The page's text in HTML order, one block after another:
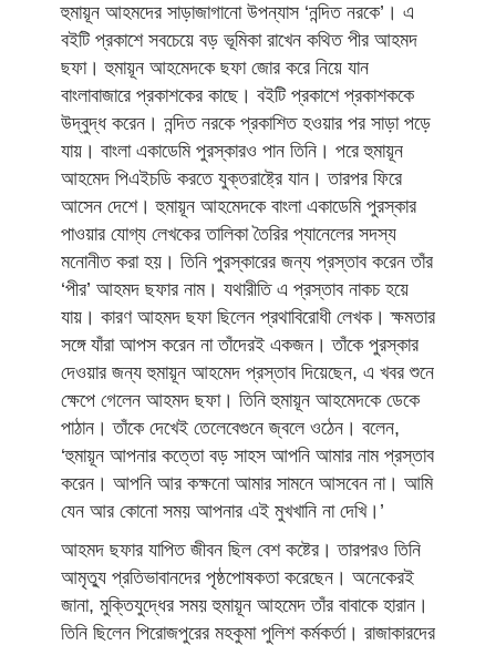
হুমায়ূন আহমদের সাড়াজাগানো উপন্যাস ‘নন্দিত নরকে’। এ
বইটি প্রকাশে সবচেয়ে বড় ভূমিকা রাখেন কথিত পীর আহমদ
ছফা। হুমায়ূন আহমেদকে ছফা জোর করে নিয়ে যান
বাংলাবাজারে প্রকাশকের কাছে। বইটি প্রকাশে প্রকাশককে
উদ্বুদ্ধ করেন। নন্দিত নরকে প্রকাশিত হওয়ার পর সাড়া পড়ে
যায়। বাংলা একাডেমি পুরস্কারও পান তিনি। পরে হুমায়ূন
আহমেদ পিএইচডি করতে যুক্তরাষ্ট্রে যান। তারপর ফিরে
আসেন দেশে। হুমায়ূন আহমেদকে বাংলা একাডেমি পুরস্কার
পাওয়ার যোগ্য লেখকের তালিকা তৈরির প্যানেলের সদস্য
মনোনীত করা হয়। তিনি পুরস্কারের জন্য প্রস্তাব করেন তাঁর
‘পীর’ আহমদ ছফার নাম। যথারীতি এ প্রস্তাব নাকচ হয়ে
যায়। কারণ আহমদ ছফা ছিলেন প্রথাবিরোধী লেখক। ক্ষমতার
সঙ্গে যাঁরা আপস করেন না তাঁদেরই একজন। তাঁকে পুরস্কার
দেওয়ার জন্য হুমায়ূন আহমেদ প্রস্তাব দিয়েছেন, এ খবর শুনে
ক্ষেপে গেলেন আহমদ ছফা। তিনি হুমায়ূন আহমেদকে ডেকে
পাঠান। তাঁকে দেখেই তেলেবেগুনে জ্বলে ওঠেন। বলেন,
‘হুমায়ূন আপনার কত্তো বড় সাহস আপনি আমার নাম প্রস্তাব
করেন। আপনি আর কক্ষনো আমার সামনে আসবেন না। আমি
যেন আর কোনো সময় আপনার এই মুখখানি না দেখি।’
আহমদ ছফার যাপিত জীবন ছিল বেশ কষ্টের। তারপরও তিনি
আমৃত্যু প্রতিভাবানদের পৃষ্ঠপোষকতা করেছেন। অনেকেরই
জানা, মুক্তিযুদ্ধের সময় হুমায়ূন আহমেদ তাঁর বাবাকে হারান।
তিনি ছিলেন পিরোজপুরের মহকুমা পুলিশ কর্মকর্তা। রাজাকারদের